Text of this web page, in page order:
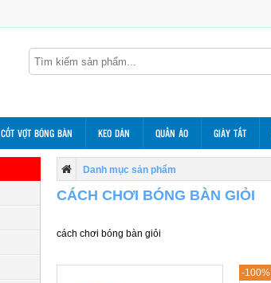
CỐT VỢT BÓNG BÀN KEO DÁN QUẦN ÁO GIÀY TẤT
Danh mục sản phẩm
CÁCH CHƠI BÓNG BÀN GIỎI
cách chơi bóng bàn giỏi
-100%